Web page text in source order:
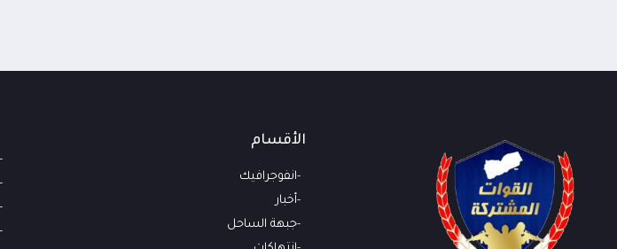
الأقسام
انفوجرافيك
أخبار
جبهة الساحل